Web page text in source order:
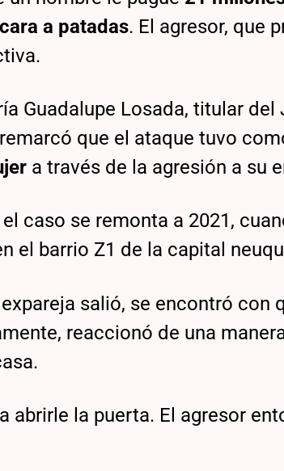
a patadas. El agresor, que
Guadalupe Losada, titular del
que el ataque tuvo
a través de la agresión a su
caso se remonta a 2021,
el barrio Z1 de la capital
salió, se encontró con
reaccionó de una
abrirle la puerta. El agresor